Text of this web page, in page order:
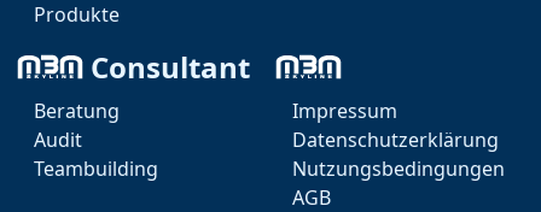
Hier ist das Video zum Template Auswahl Thema
Produkte
Consultant
Beratung
Audit
Teambuilding
Impressum
Datenschutzerklärung
Nutzungsbedingungen
AGB